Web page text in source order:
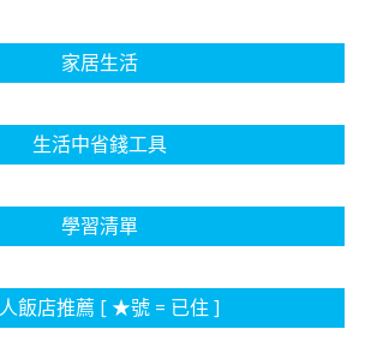
家居生活
生活中省錢工具
學習清單
飯店推薦 [ ★號 = 已住 ]